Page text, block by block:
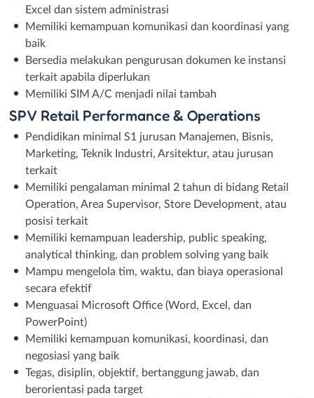
Excel dan sistem administrasi
Memiliki kemampuan komunikasi dan koordinasi yang
baik
Bersedia melakukan pengurusan dokumen ke instansi
terkait apabila diperlukan
Memiliki SIM A/C menjadi nilai tambah
SPV Retail Performance & Operations
Pendidikan minimal S1 jurusan Manajemen, Bisnis,
Marketing, Teknik Industri, Arsitektur, atau jurusan
terkait
Memiliki pengalaman minimal 2 tahun di bidang Retail
Operation, Area Supervisor, Store Development, atau
posisi terkait
Memiliki kemampuan leadership, public speaking,
analytical thinking, dan problem solving yang baik
Mampu mengelola tim, waktu, dan biaya operasional
secara efektif
Menguasai Microsoft Office (Word, Excel, dan
PowerPoint)
Memiliki kemampuan komunikasi, koordinasi, dan
negosiasi yang baik
Tegas, disiplin, objektif, bertanggung jawab, dan
berorientasi pada target